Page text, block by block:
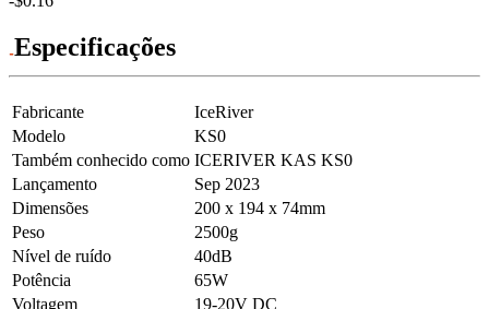
Especificações
Fabricante
IceRiver
Modelo
KS0
Também conhecido como ICERIVER KAS KS0
Lançamento
Sep 2023
Dimensões
200 x 194 x 74mm
Peso
2500g
Nível de ruído
40dB
Potência
65W
Voltagem
19-20V DC